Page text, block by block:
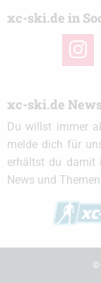
xc-ski.de in
xc-ski.de
Du willst immer
melde dich für
erhältst du damit
News und
©